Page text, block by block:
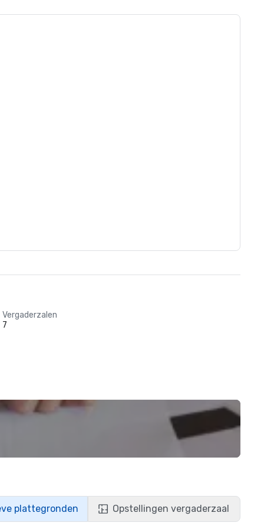
Vergaderzalen
7
plattegronden Opstellingen vergaderzaal